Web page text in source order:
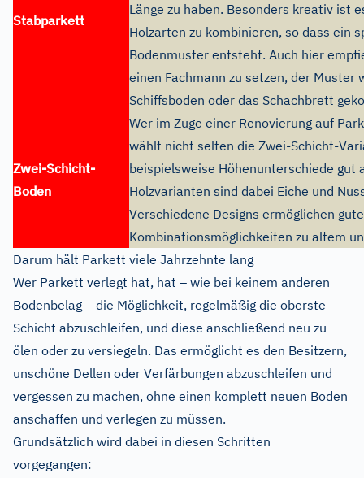
Stabparkett
Länge zu haben. Besonders kreativ ist
Holzarten zu kombinieren, so dass ein
Bodenmuster entsteht. Auch hier
einen Fachmann zu setzen, der Muster
Schiffsboden oder das Schachbrett
Zwei-Schicht-
Boden
Wer im Zuge einer Renovierung auf
wählt nicht selten die Zwei-Schicht-
beispielsweise Höhenunterschiede gut
Holzvarianten sind dabei Eiche und
Verschiedene Designs ermöglichen gute
Kombinationsmöglichkeiten zu altem
Darum hält Parkett viele Jahrzehnte lang
Wer Parkett verlegt hat, hat – wie bei keinem anderen
Bodenbelag – die Möglichkeit, regelmäßig die oberste
Schicht abzuschleifen, und diese anschließend neu zu
ölen oder zu versiegeln. Das ermöglicht es den Besitzern,
unschöne Dellen oder Verfärbungen abzuschleifen und
vergessen zu machen, ohne einen komplett neuen Boden
anschaffen und verlegen zu müssen.
Grundsätzlich wird dabei in diesen Schritten
vorgegangen: